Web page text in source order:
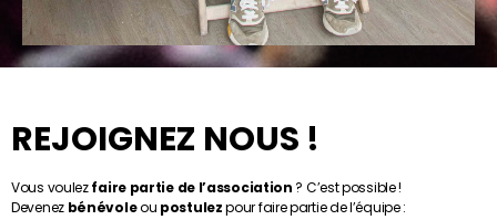
REJOIGNEZ NOUS !
Vous voulezfaire partie de l’association ? C’est possible !
Devenez bénévoleou postulezpour faire partie de l’équipe :